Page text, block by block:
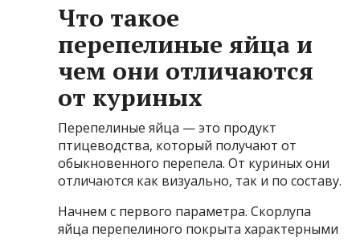
Что такое
перепелиные яйца и
чем они отличаются
от куриных
Перепелиные яйца — это продукт
птицеводства, который получают от
обыкновенного перепела. От куриных они
отличаются как визуально, так и по составу.
Начнем с первого параметра. Скорлупа
яйца перепелиного покрыта характерными